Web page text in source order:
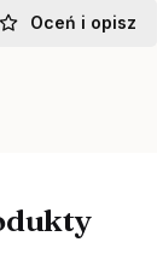
Oceń i opisz